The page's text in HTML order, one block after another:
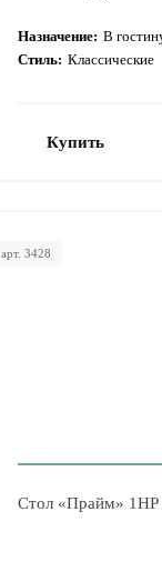
Назначение: В
Стиль: Классические
Купить
арт. 3428
Стол «Прайм» 1НР